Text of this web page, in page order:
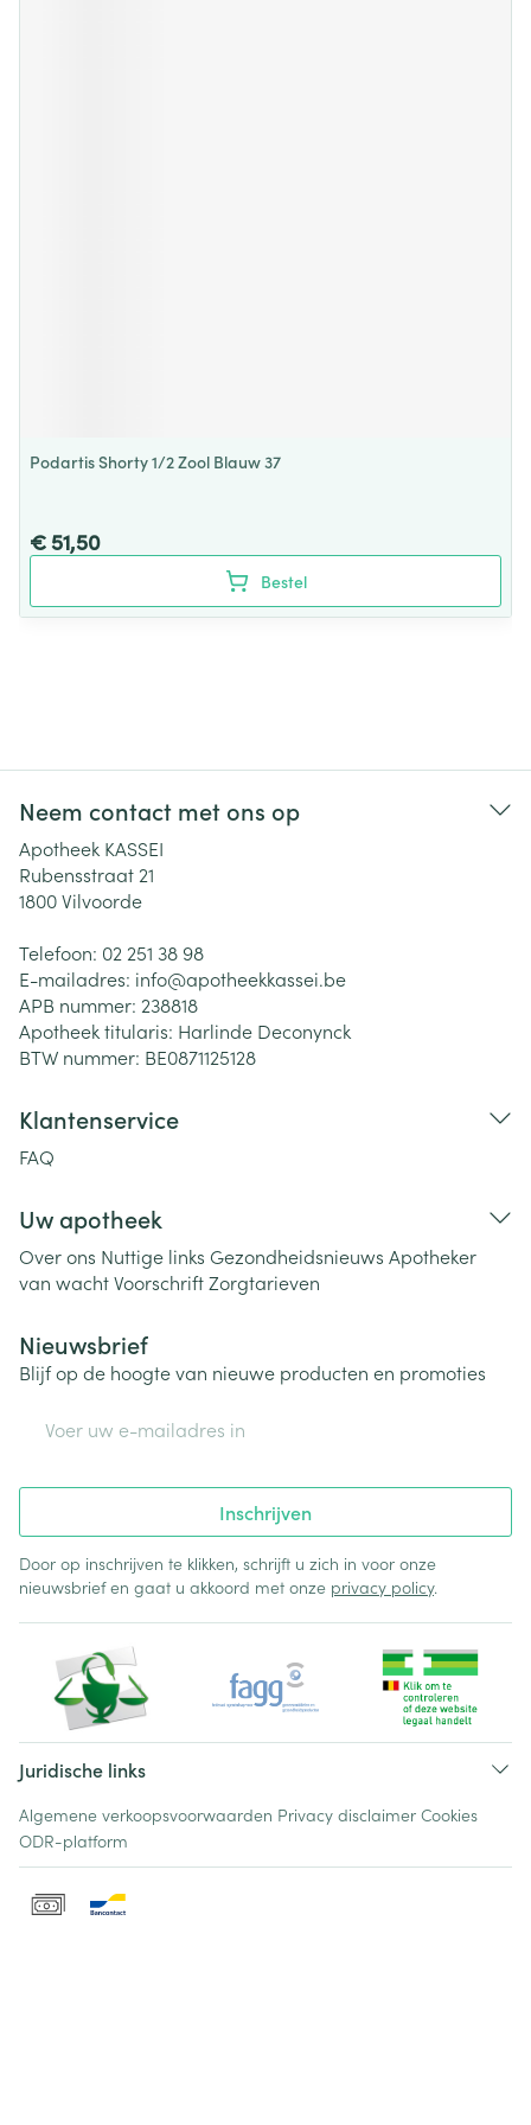
Podartis Shorty 1/2 Zool Blauw 37
€ 51,50
Bestel
Neem contact met ons op
Apotheek KASSEI
Rubensstraat 21
1800Vilvoorde
Telefoon: 02 251 38 98
E-mailadres: info@apotheekkassei.be
APB nummer: 238818
Apotheek titularis: Harlinde Deconynck
BTW nummer: BE0871125128
Klantenservice
FAQ
Uw apotheek
Over ons Nuttige links Gezondheidsnieuws Apotheker
van wachtVoorschriftZorgtarieven
Nieuwsbrief
Blijf op de hoogte van nieuwe producten en promoties
Inschrijven
Door op inschrijven te klikken, schrijft u zich in voor onze
nieuwsbrief en gaat u akkoord met onze privacy policy.
Juridische links
Algemene verkoopsvoorwaarden Privacy disclaimer Cookies
ODR-platform